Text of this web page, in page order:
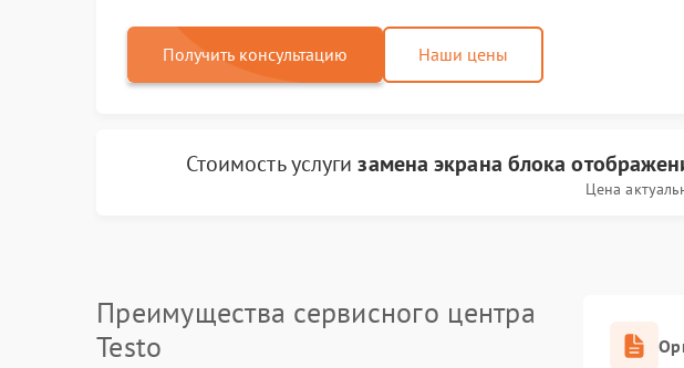
Получить консультацию Наши цены
Стоимость услугизамена экрана блока
Цена
Преимущества сервисного центра
Testo